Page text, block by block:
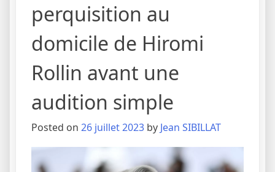
perquisition au
domicile de Hiromi
Rollin avant une
audition simple
Posted on 26 juillet 2023 by Jean SIBILLAT